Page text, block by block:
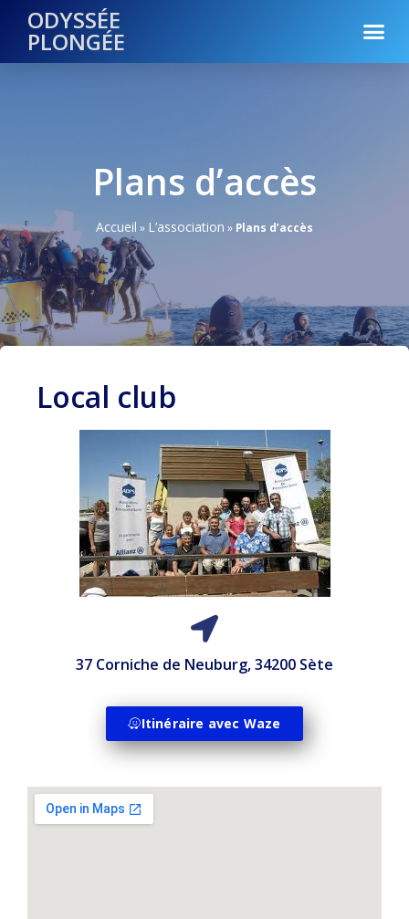
ODYSSÉE
PLONGÉE
Plans d’accès
Accueil » L’association » Plans d’accès
Local club
37 Corniche de Neuburg, 34200 Sète
Itinéraire avec Waze